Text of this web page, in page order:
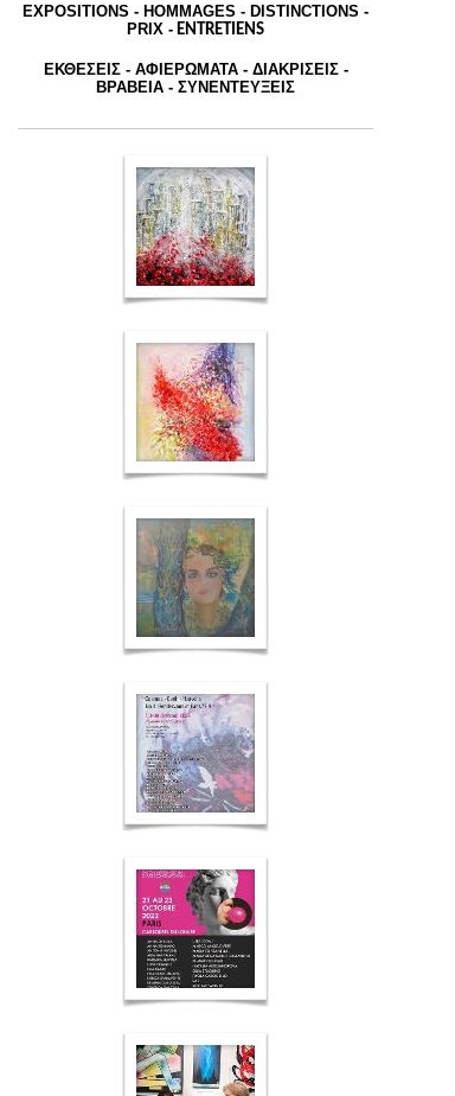
EXPOSITIONS - HOMMAGES - DISTINCTIONS -
PRIX - ENTRETIENS
ΕΚΘΕΣΕΙΣ - ΑΦΙΕΡΩΜΑΤΑ - ΔΙΑΚΡΙΣΕΙΣ -
ΒΡΑΒΕΙΑ - ΣΥΝΕΝΤΕΥΞΕΙΣ